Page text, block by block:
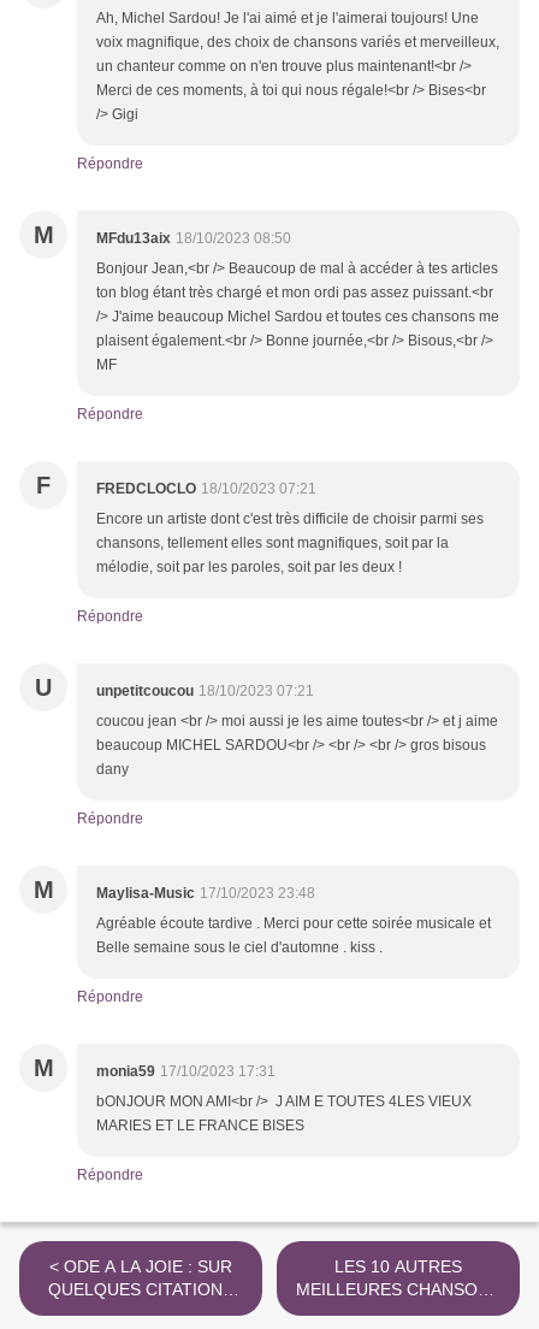
Ah, Michel Sardou! Je l'ai aimé et je l'aimerai toujours! Une
voix magnifique, des choix de chansons variés et merveilleux,
un chanteur comme on n'en trouve plus maintenant!<br />
Merci de ces moments, à toi qui nous régale!<br /> Bises<br
/> Gigi
Répondre
M MFdu13aix 18/10/2023 08:50
Bonjour Jean,<br /> Beaucoup de mal à accéder à tes articles
ton blog étant très chargé et mon ordi pas assez puissant.<br
/> J'aime beaucoup Michel Sardou et toutes ces chansons me
plaisent également.<br /> Bonne journée,<br /> Bisous,<br />
MF
Répondre
F FREDCLOCLO 18/10/2023 07:21
Encore un artiste dont c'est très difficile de choisir parmi ses
chansons, tellement elles sont magnifiques, soit par la
mélodie, soit par les paroles, soit par les deux !
Répondre
U unpetitcoucou 18/10/2023 07:21
coucou jean <br /> moi aussi je les aime toutes<br /> et j aime
beaucoup MICHEL SARDOU<br /> <br /> <br /> gros bisous
dany
Répondre
M Maylisa-Music 17/10/2023 23:48
Agréable écoute tardive . Merci pour cette soirée musicale et
Belle semaine sous le ciel d'automne . kiss .
Répondre
M monia59 17/10/2023 17:31
bONJOUR MON AMI<br /> J AIM E TOUTES 4LES VIEUX
MARIES ET LE FRANCE BISES
Répondre
< ODE A LA JOIE : SUR
QUELQUES CITATIONS
RECENSEES de....
LES 10 AUTRES
MEILLEURES CHANSONS
de MICHEL SARDOU